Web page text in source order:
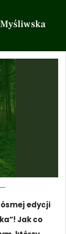
ósmej edycji
Jak co